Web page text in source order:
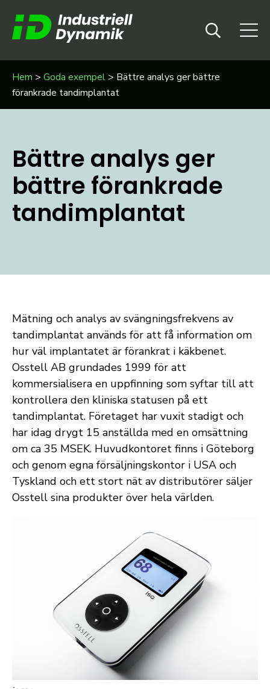
Hem > Goda exempel > Bättre analys ger bättre
förankrade tandimplantat
Bättre analys ger
bättre förankrade
tandimplantat
Mätning och analys av svängningsfrekvens av
tandimplantat används för att få information om
hur väl implantatet är förankrat i käkbenet.
Osstell AB grundades 1999 för att
kommersialisera en uppfinning som syftar till att
kontrollera den kliniska statusen på ett
tandimplantat. Företaget har vuxit stadigt och
har idag drygt 15 anställda med en omsättning
om ca 35 MSEK. Huvudkontoret finns i Göteborg
och genom egna försäljningskontor i USA och
Tyskland och ett stort nät av distributörer säljer
Osstell sina produkter över hela världen.